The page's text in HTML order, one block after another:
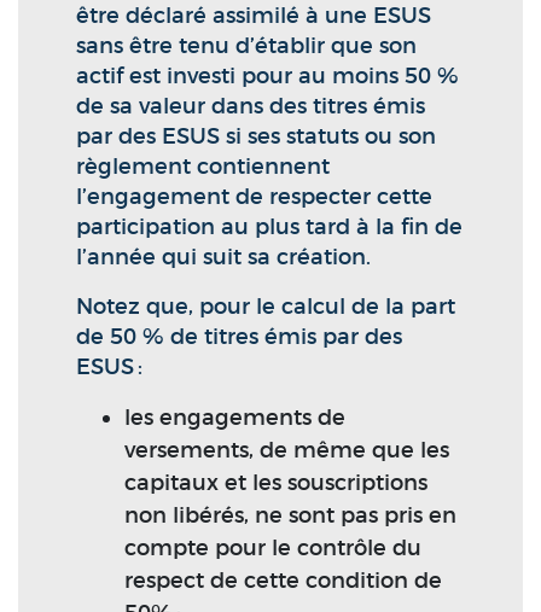
être déclaré assimilé à une ESUS
sans être tenu d’établir que son
actif est investi pour au moins 50 %
de sa valeur dans des titres émis
par des ESUS si ses statuts ou son
règlement contiennent
l’engagement de respecter cette
participation au plus tard à la fin de
l’année qui suit sa création.
Notez que, pour le calcul de la part
de 50 % de titres émis par des
ESUS :
les engagements de
versements, de même que les
capitaux et les souscriptions
non libérés, ne sont pas pris en
compte pour le contrôle du
respect de cette condition de